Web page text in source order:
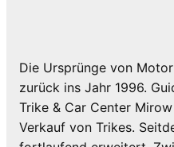
Die Ursprünge von
zurück ins Jahr 1996.
Trike & Car Center
Verkauf von Trikes.